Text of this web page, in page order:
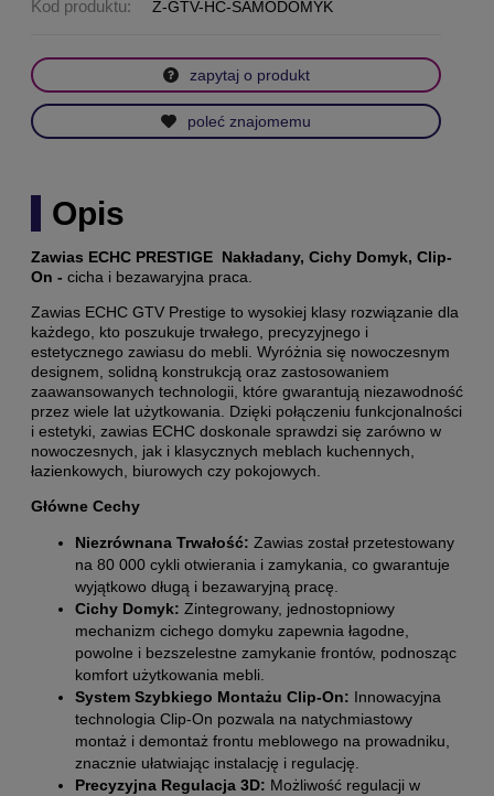
Kod produktu: Z-GTV-HC-SAMODOMYK
zapytaj o produkt
poleć znajomemu
Opis
Zawias ECHC PRESTIGE Nakładany, Cichy Domyk, Clip-
On - cicha i bezawaryjna praca.
Zawias ECHC GTV Prestige to wysokiej klasy rozwiązanie dla
każdego, kto poszukuje trwałego, precyzyjnego i
estetycznego zawiasu do mebli. Wyróżnia się nowoczesnym
designem, solidną konstrukcją oraz zastosowaniem
zaawansowanych technologii, które gwarantują niezawodność
przez wiele lat użytkowania. Dzięki połączeniu funkcjonalności
i estetyki, zawias ECHC doskonale sprawdzi się zarówno w
nowoczesnych, jak i klasycznych meblach kuchennych,
łazienkowych, biurowych czy pokojowych.
Główne Cechy
Niezrównana Trwałość: Zawias został przetestowany
na 80 000 cykli otwierania i zamykania, co gwarantuje
wyjątkowo długą i bezawaryjną pracę.
Cichy Domyk: Zintegrowany, jednostopniowy
mechanizm cichego domyku zapewnia łagodne,
powolne i bezszelestne zamykanie frontów, podnosząc
komfort użytkowania mebli.
System Szybkiego Montażu Clip-On: Innowacyjna
technologia Clip-On pozwala na natychmiastowy
montaż i demontaż frontu meblowego na prowadniku,
znacznie ułatwiając instalację i regulację.
Precyzyjna Regulacja 3D: Możliwość regulacji w